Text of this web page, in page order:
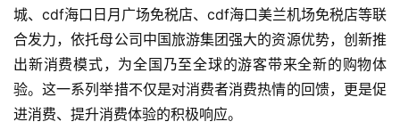
城、cdf海口日月广场免税店、cdf海口美兰机场免税店等联
合发力，依托母公司中国旅游集团强大的资源优势，创新推
出新消费模式，为全国乃至全球的游客带来全新的购物体
验。这一系列举措不仅是对消费者消费热情的回馈，更是促
进消费、提升消费体验的积极响应。